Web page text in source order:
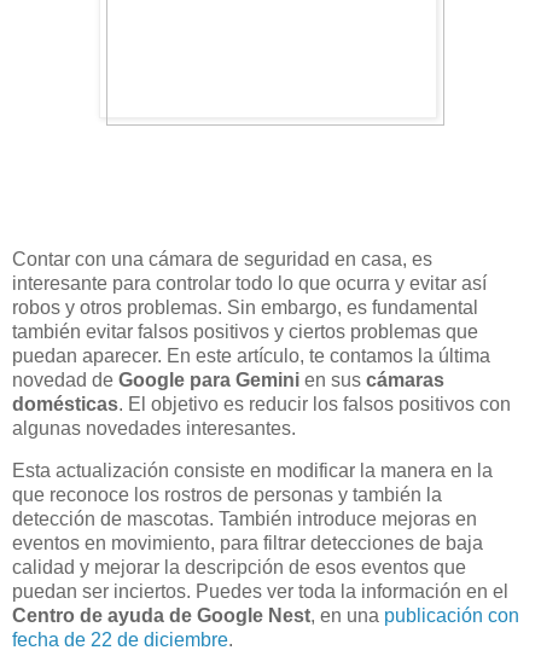
Contar con una cámara de seguridad en casa, es
interesante para controlar todo lo que ocurra y evitar así
robos y otros problemas. Sin embargo, es fundamental
también evitar falsos positivos y ciertos problemas que
puedan aparecer. En este artículo, te contamos la última
novedad de Google para Gemini en sus cámaras
domésticas. El objetivo es reducir los falsos positivos con
algunas novedades interesantes.
Esta actualización consiste en modificar la manera en la
que reconoce los rostros de personas y también la
detección de mascotas. También introduce mejoras en
eventos en movimiento, para filtrar detecciones de baja
calidad y mejorar la descripción de esos eventos que
puedan ser inciertos. Puedes ver toda la información en el
Centro de ayuda de Google Nest, en una publicación con
fecha de 22 de diciembre.